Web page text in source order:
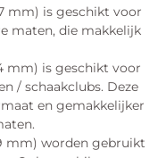
mm) is geschikt voor
maten, die makkelijk
mm) is geschikt voor
/ schaakclubs. Deze
en gemakkelijker
mm) worden gebruikt